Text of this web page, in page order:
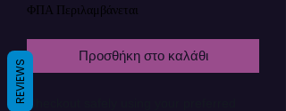
ΦΠΑ Περιλαμβάνεται
Προσθήκη στο καλάθι
Checkout safely using your preferred
REVIEWS